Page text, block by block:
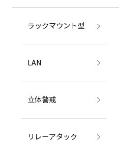
ラックマウント型
LAN
立体警戒
リレーアタック